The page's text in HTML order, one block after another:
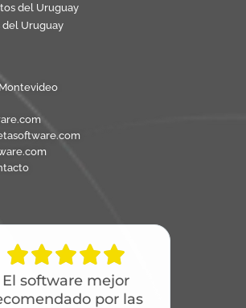
del Uruguay
del Uruguay
Montevideo

El software mejor
por las